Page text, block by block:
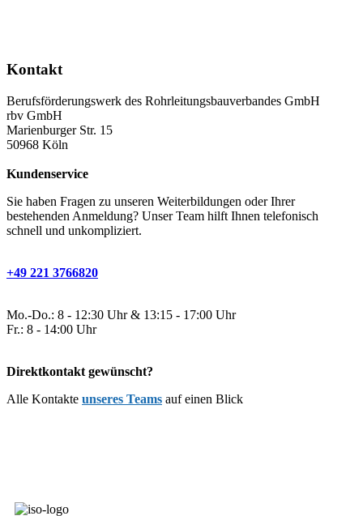
Kontakt
Berufsförderungswerk des Rohrleitungsbauverbandes GmbH
rbv GmbH
Marienburger Str. 15
50968 Köln
Kundenservice
Sie haben Fragen zu unseren Weiterbildungen oder Ihrer
bestehenden Anmeldung? Unser Team hilft Ihnen telefonisch
schnell und unkompliziert.
+49 221 3766820
Mo.-Do.: 8 - 12:30 Uhr & 13:15 - 17:00 Uhr
Fr.: 8 - 14:00 Uhr
Direktkontakt gewünscht?
Alle Kontakte unseres Teams auf einen Blick